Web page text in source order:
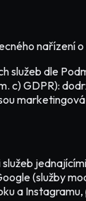
nařízení
dle
GDPR):
(služby